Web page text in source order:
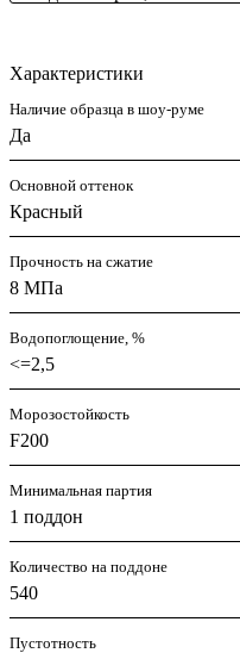
Характеристики
Наличие образца в шоу-руме
Да
Основной оттенок
Красный
Прочность на сжатие
8 МПа
Водопоглощение, %
<=2,5
Морозостойкость
F200
Минимальная партия
1 поддон
Количество на поддоне
540
Пустотность